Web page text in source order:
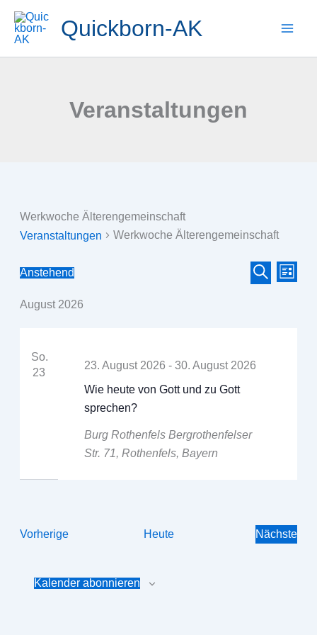
Inhalt
springen
Quickborn-AK
Veranstaltungen
Werkwoche Älterengemeinschaft
Veranstaltungen
Werkwoche Älterengemeinschaft
Veranstaltungen
Suche
Suche
Liste
Anstehend
wählen.
August 2026
So.
23
Wie heute von Gott und zu Gott
sprechen?
23. August 2026 -30. August 2026
Burg RothenfelsBergrothenfelser
Str. 71, Rothenfels, Bayern
VorherigeVeranstaltungenHeute
Nächste
Kalender abonnieren